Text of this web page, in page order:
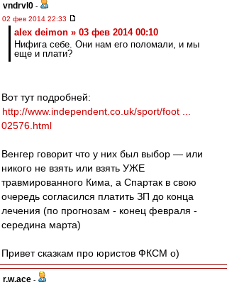
vndrvl0 -
02 фев 2014 22:33
alex deimon » 03 фев 2014 00:10
Нифига себе. Они нам его поломали, и мы
еще и плати?
Вот тут подробней:
http://www.independent.co.uk/sport/foot ...
02576.html
Венгер говорит что у них был выбор — или
никого не взять или взять УЖЕ
травмированного Кима, а Спартак в свою
очередь согласился платить ЗП до конца
лечения (по прогнозам - конец февраля -
середина марта)
Привет сказкам про юристов ФКСМ o)
r.w.ace -